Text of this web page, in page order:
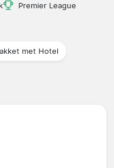
Premier League
met Hotel